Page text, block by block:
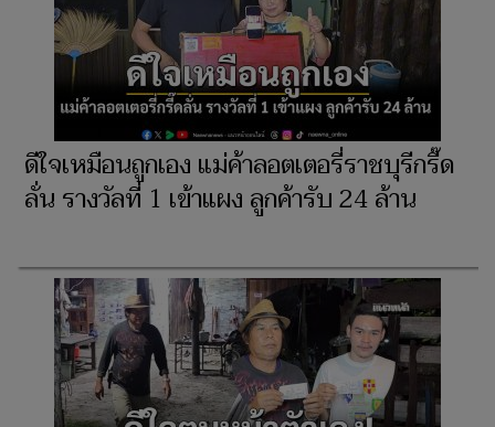
ดีใจเหมือนถูกเอง แม่ค้าลอตเตอรี่ราชบุรีกรี๊ด
ลั่น รางวัลที่ 1 เข้าแผง ลูกค้ารับ 24 ล้าน